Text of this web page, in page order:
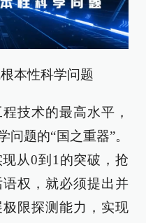
本性科学问题
技术的最高水平，
题的“国之重器”。
从0到1的突破，抢
权，就必须提出并
限探测能力，实现